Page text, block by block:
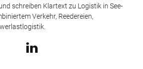
schreiben Klartext zu Logistik in See-
Verkehr, Reedereien,